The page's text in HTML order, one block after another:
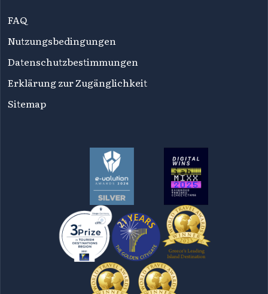
FAQ
Nutzungsbedingungen
Datenschutzbestimmungen
Erklärung zur Zugänglichkeit
Sitemap